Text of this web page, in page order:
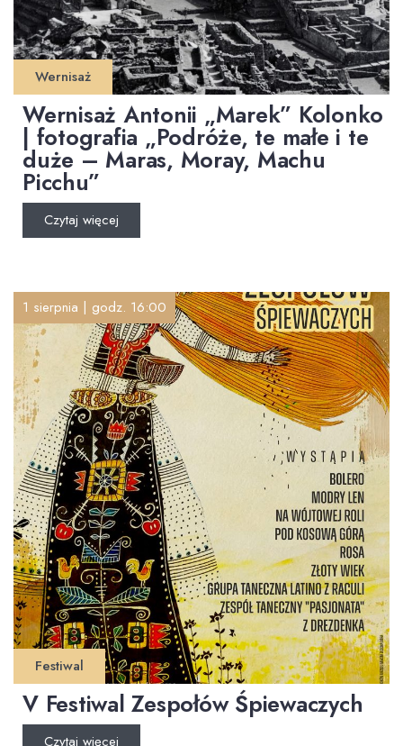
Wernisaż
Wernisaż Antonii „Marek” Kolonko
| fotografia „Podróże, te małe i te
duże – Maras, Moray, Machu
Picchu”
Czytaj więcej
1 sierpnia | godz. 16:00
Festiwal
V Festiwal Zespołów Śpiewaczych
Czytaj więcej